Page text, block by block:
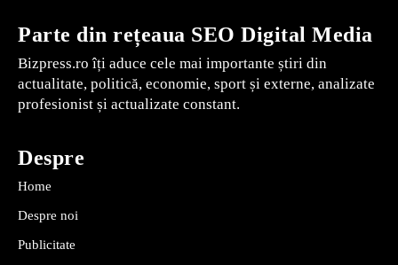
Parte din rețeaua SEO Digital Media
Bizpress.ro îți aduce cele mai importante știri din
actualitate, politică, economie, sport și externe, analizate
profesionist și actualizate constant.
Despre
Home
Despre noi
Publicitate